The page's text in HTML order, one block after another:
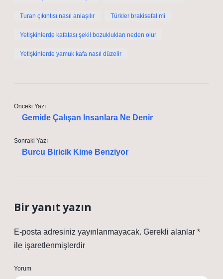
Turan çıkıntısı nasıl anlaşılır Türkler brakisefal mi
Yetişkinlerde kafatası şekil bozuklukları neden olur
Yetişkinlerde yamuk kafa nasıl düzelir
Önceki Yazı
Gemide Çalışan Insanlara Ne Denir
Sonraki Yazı
Burcu Biricik Kime Benziyor
Bir yanıt yazın
E-posta adresiniz yayınlanmayacak. Gerekli alanlar *
ile işaretlenmişlerdir
Yorum